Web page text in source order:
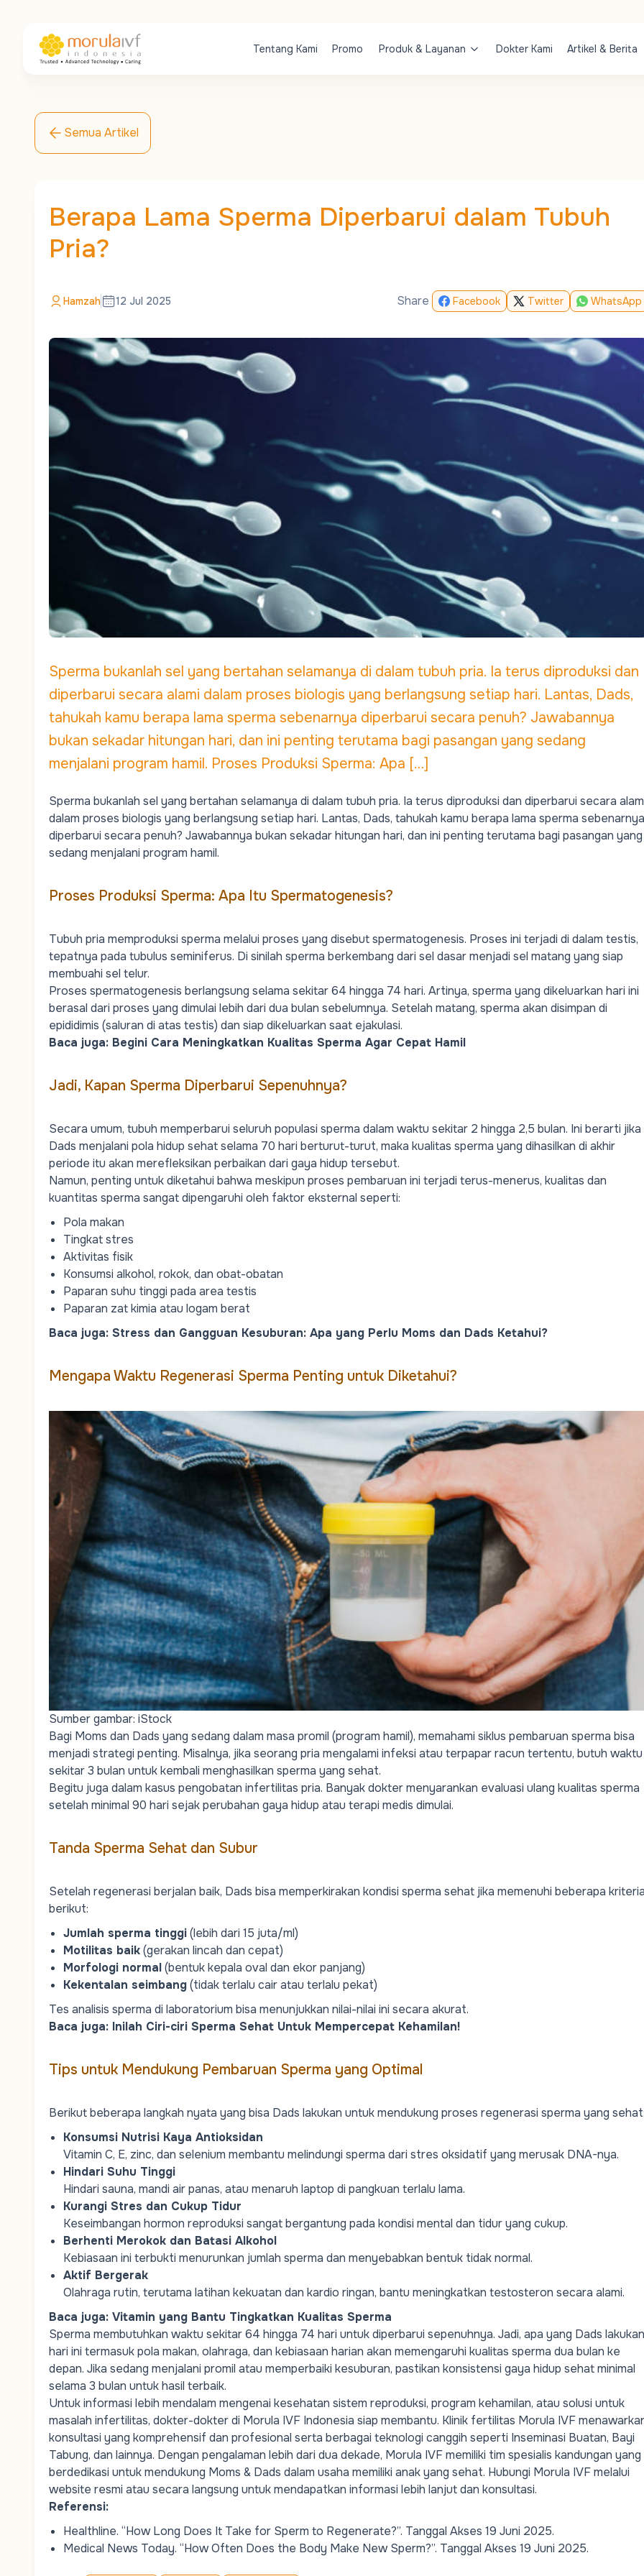
Tentang Kami Promo Produk & Layanan Dokter Kami Artikel & Berita
Semua Artikel
Berapa Lama Sperma Diperbarui dalam Tubuh
Pria?
Hamzah 12 Jul 2025 Share Facebook Twitter WhatsApp
Sperma bukanlah sel yang bertahan selamanya di dalam tubuh pria. Ia terus diproduksi dan
diperbarui secara alami dalam proses biologis yang berlangsung setiap hari. Lantas, Dads,
tahukah kamu berapa lama sperma sebenarnya diperbarui secara penuh? Jawabannya
bukan sekadar hitungan hari, dan ini penting terutama bagi pasangan yang sedang
menjalani program hamil. Proses Produksi Sperma: Apa […]
Sperma bukanlah sel yang bertahan selamanya di dalam tubuh pria. Ia terus diproduksi dan diperbarui secara
dalam proses biologis yang berlangsung setiap hari. Lantas, Dads, tahukah kamu berapa lama sperma sebenarnya
diperbarui secara penuh? Jawabannya bukan sekadar hitungan hari, dan ini penting terutama bagi pasangan yang
sedang menjalani program hamil.
Proses Produksi Sperma: Apa Itu Spermatogenesis?
Tubuh pria memproduksi sperma melalui proses yang disebutspermatogenesis. Proses ini terjadi di dalam testis,
tepatnya pada tubulus seminiferus. Di sinilah sperma berkembang dari sel dasar menjadi sel matang yang siap
membuahi sel telur.
Proses spermatogenesis berlangsung selama sekitar 64 hingga 74 hari. Artinya, sperma yang dikeluarkan hari ini
berasal dari proses yang dimulai lebih dari dua bulan sebelumnya. Setelah matang, sperma akan disimpan di
epididimis (saluran di atas testis) dan siap dikeluarkan saat ejakulasi.
Baca juga: Begini Cara Meningkatkan Kualitas Sperma Agar Cepat Hamil
Jadi, Kapan Sperma Diperbarui Sepenuhnya?
Secara umum, tubuh memperbarui seluruh populasi sperma dalam waktu sekitar 2 hingga 2,5 bulan. Ini berarti jika
Dads menjalani pola hidup sehat selama 70 hari berturut-turut, maka kualitas sperma yang dihasilkan di akhir
periode itu akan merefleksikan perbaikan dari gaya hidup tersebut.
Namun, penting untuk diketahui bahwa meskipun proses pembaruan ini terjadi terus-menerus, kualitas dan
kuantitas sperma sangat dipengaruhi oleh faktor eksternal seperti:
Pola makan
Tingkat stres
Aktivitas fisik
Konsumsi alkohol, rokok, dan obat-obatan
Paparan suhu tinggi pada area testis
Paparan zat kimia atau logam berat
Baca juga: Stress dan Gangguan Kesuburan: Apa yang Perlu Moms dan Dads Ketahui?
Mengapa Waktu Regenerasi Sperma Penting untuk Diketahui?
Sumber gambar: iStock
Bagi Moms dan Dads yang sedang dalam masa promil (program hamil), memahami siklus pembaruan sperma bisa
menjadi strategi penting. Misalnya, jika seorang pria mengalami infeksi atau terpapar racun tertentu, butuh waktu
sekitar 3 bulan untuk kembali menghasilkan sperma yang sehat.
Begitu juga dalam kasus pengobatan infertilitas pria. Banyak dokter menyarankan evaluasi ulang kualitas sperma
setelah minimal 90 hari sejak perubahan gaya hidup atau terapi medis dimulai.
Tanda Sperma Sehat dan Subur
Setelah regenerasi berjalan baik, Dads bisa memperkirakan kondisi sperma sehat jika memenuhi beberapa
berikut:
Jumlah sperma tinggi(lebih dari 15 juta/ml)
Motilitas baik(gerakan lincah dan cepat)
Morfologi normal(bentuk kepala oval dan ekor panjang)
Kekentalan seimbang(tidak terlalu cair atau terlalu pekat)
Tes analisis sperma di laboratorium bisa menunjukkan nilai-nilai ini secara akurat.
Baca juga: Inilah Ciri-ciri Sperma Sehat Untuk Mempercepat Kehamilan!
Tips untuk Mendukung Pembaruan Sperma yang Optimal
Berikut beberapa langkah nyata yang bisa Dads lakukan untuk mendukung proses regenerasi sperma yang
Konsumsi Nutrisi Kaya Antioksidan
Vitamin C, E, zinc, dan selenium membantu melindungi sperma dari stres oksidatif yang merusak DNA-nya.
Hindari Suhu Tinggi
Hindari sauna, mandi air panas, atau menaruh laptop di pangkuan terlalu lama.
Kurangi Stres dan Cukup Tidur
Keseimbangan hormon reproduksi sangat bergantung pada kondisi mental dan tidur yang cukup.
Berhenti Merokok dan Batasi Alkohol
Kebiasaan ini terbukti menurunkan jumlah sperma dan menyebabkan bentuk tidak normal.
Aktif Bergerak
Olahraga rutin, terutama latihan kekuatan dan kardio ringan, bantu meningkatkan testosteron secara alami.
Baca juga: Vitamin yang Bantu Tingkatkan Kualitas Sperma
Sperma membutuhkan waktu sekitar 64 hingga 74 hari untuk diperbarui sepenuhnya. Jadi, apa yang Dads lakukan
hari ini termasuk pola makan, olahraga, dan kebiasaan harian akan memengaruhi kualitas sperma dua bulan ke
depan. Jika sedang menjalani promil atau memperbaiki kesuburan, pastikan konsistensi gaya hidup sehat minimal
selama 3 bulan untuk hasil terbaik.
Untukinformasi lebih mendalam mengenai kesehatan sistem reproduksi, program kehamilan, atau solusi untuk
masalah infertilitas, dokter-dokterdi Morula IVF Indonesia siap membantu. Klinik fertilitas Morula IVF
konsultasi yang komprehensif dan profesional serta berbagai teknologi canggih seperti Inseminasi Buatan, Bayi
Tabung, dan lainnya. Dengan pengalaman lebih dari dua dekade, Morula IVFmemiliki tim spesialis kandungan yang
berdedikasi untukmendukung Moms & Dads dalam usaha memiliki anakyang sehat. Hubungi Morula IVFmelalui
website resmi atau secara langsung untukmendapatkan informasi lebih lanjutdan konsultasi.
Referensi:
Healthline. “How Long Does It Take for Sperm to Regenerate?”. Tanggal Akses 19 Juni 2025.
Medical News Today. “How Often Does the Body Make New Sperm?”. Tanggal Akses 19 Juni 2025.